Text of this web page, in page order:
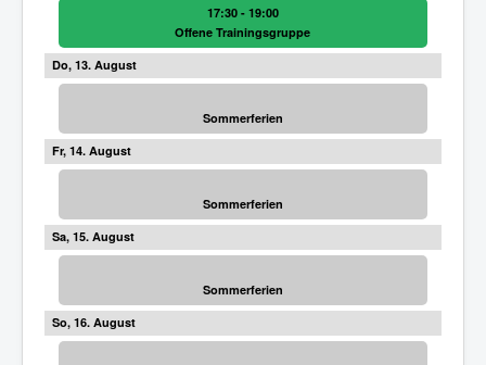
17:30 - 19:00
Offene Trainingsgruppe
13
Sommerferien
14
Sommerferien
15
Sommerferien
16